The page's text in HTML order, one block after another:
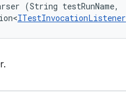
(String testRunName,
ITestInvocationListener